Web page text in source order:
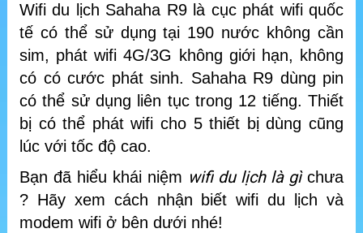
Wifi du lịch Sahaha R9 là cục phát wifi quốc
tế có thể sử dụng tại 190 nước không cần
sim, phát wifi 4G/3G không giới hạn, không
có có cước phát sinh. Sahaha R9 dùng pin
có thể sử dụng liên tục trong 12 tiếng. Thiết
bị có thể phát wifi cho 5 thiết bị dùng cũng
lúc với tốc độ cao.
Bạn đã hiểu khái niệm wifi du lịch là gìchưa
? Hãy xem cách nhận biết wifi du lịch và
modem wifi ở bên dưới nhé!